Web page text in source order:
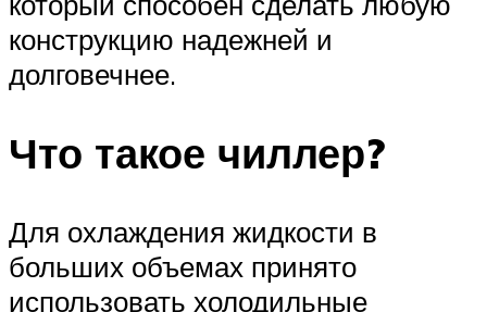
конструкцию надежней и
долговечнее.
Что такое чиллер?
Для охлаждения жидкости в
больших объемах принято
использовать холодильные